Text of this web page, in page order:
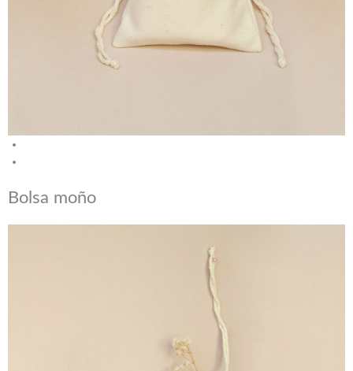
Bolsa moño